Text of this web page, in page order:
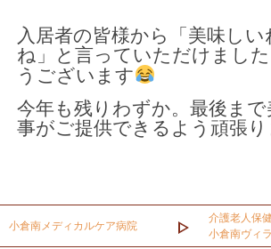
入居者の皆様から「美味しい
ね」と言っていただけまし
うございます
今年も残りわずか。最後ま
事がご提供できるよう頑張り
小倉南メディカルケア病院
介護老人保
小倉南ヴィ